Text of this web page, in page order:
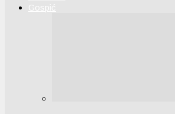
Gospić